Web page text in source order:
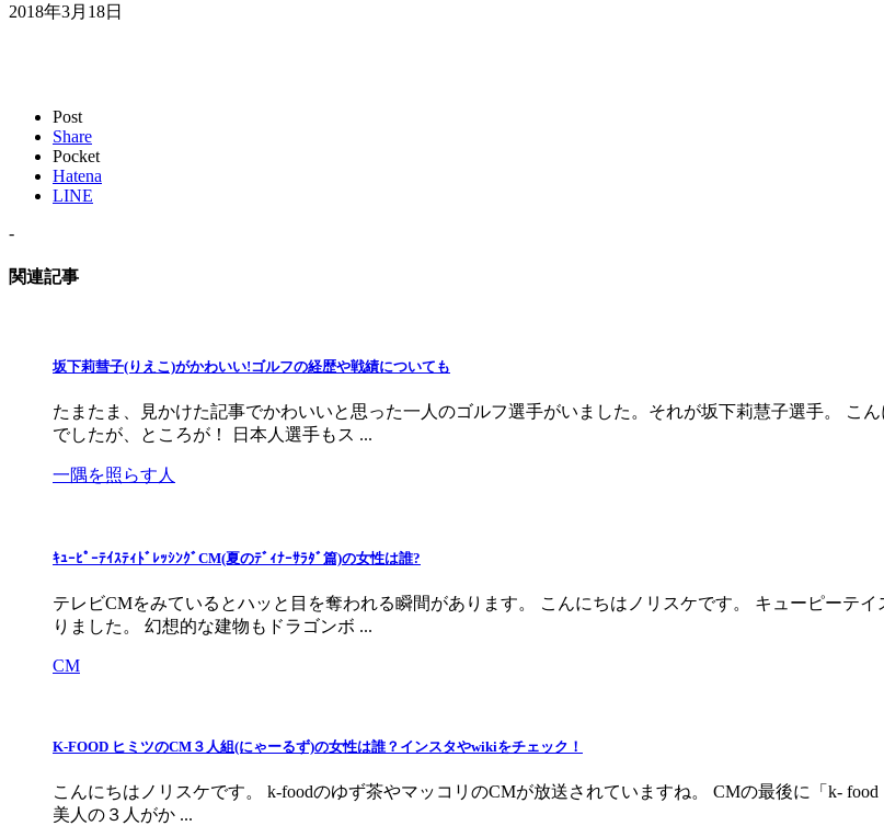
2018年3月18日
Post
Share
Pocket
Hatena
LINE
-
関連記事
坂下莉彗子(りえこ)がかわいい!ゴルフの経歴や戦績についても
たまたま、見かけた記事でかわいいと思った一人のゴルフ選手がいました。それが坂下莉慧子選手。 こ
でしたが、ところが！ 日本人選手もス ...
一隅を照らす人
ｷｭｰﾋﾟｰﾃｲｽﾃｨﾄﾞﾚｯｼﾝｸﾞCM(夏のﾃﾞｨﾅｰｻﾗﾀﾞ篇)の女性は誰?
テレビCMをみているとハッと目を奪われる瞬間があります。 こんにちはノリスケです。 キューピーテ
りました。 幻想的な建物もドラゴンボ ...
CM
K-FOOD ヒミツのCM３人組(にゃーるず)の女性は誰？インスタやwikiをチェック！
こんにちはノリスケです。 k-foodのゆず茶やマッコリのCMが放送されていますね。 CMの最後に「k-
美人の３人がか ...